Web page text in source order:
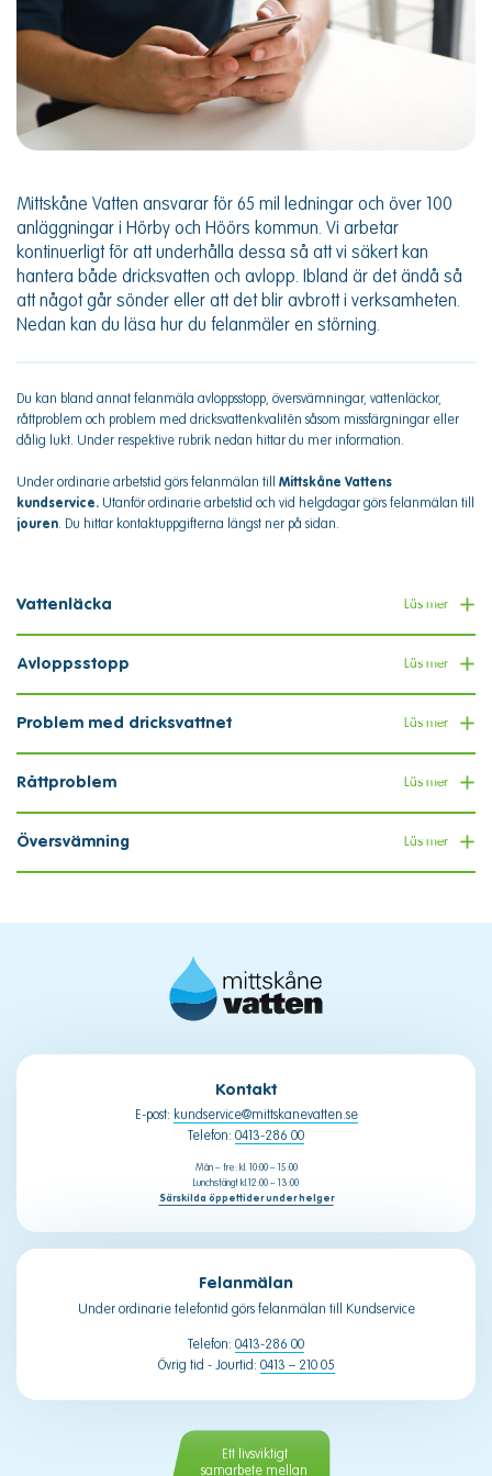
Mittskåne Vatten ansvarar för 65 mil ledningar och över 100
anläggningar i Hörby och Höörs kommun. Vi arbetar
kontinuerligt för att underhålla dessa så att vi säkert kan
hantera både dricksvatten och avlopp. Ibland är det ändå så
att något går sönder eller att det blir avbrott i verksamheten.
Nedan kan du läsa hur du felanmäler en störning.
Du kan bland annat felanmäla avloppsstopp, översvämningar, vattenläckor,
råttproblem och problem med dricksvattenkvalitén såsom missfärgningar eller
dålig lukt. Under respektive rubrik nedan hittar du mer information.
Under ordinarie arbetstid görs felanmälan till Mittskåne Vattens
kundservice. Utanför ordinarie arbetstid och vid helgdagar görs felanmälan till
jouren. Du hittar kontaktuppgifterna längst ner på sidan.
Vattenläcka Läs mer
Avloppsstopp Läs mer
Problem med dricksvattnet Läs mer
Råttproblem Läs mer
Översvämning Läs mer
Ett livsviktigt
samarbete mellan
Kontakt
E-post: kundservice@mittskanevatten.se
Telefon: 0413-286 00
Mån – fre: kl. 10:00 – 15:00
Lunchstängt kl.12:00 – 13:00
Särskilda öppettider under helger
Felanmälan
Under ordinarie telefontid görs felanmälan till Kundservice
Telefon: 0413-286 00
Övrig tid - Jourtid: 0413 – 210 05